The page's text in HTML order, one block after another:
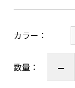
の日付・連絡
風」・薄荷に
カラー
数量：